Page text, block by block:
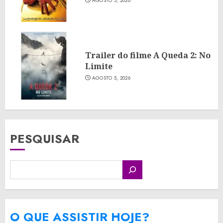
Trailer do filme A Queda 2: No
Limite
AGOSTO 5, 2026
PESQUISAR
O QUE ASSISTIR HOJE?